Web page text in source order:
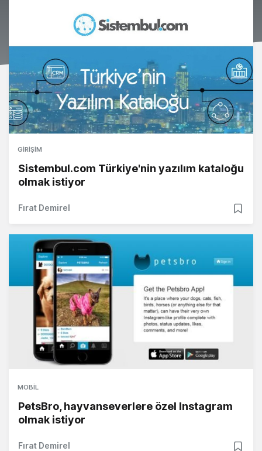
GIRIŞIM
Sistembul.com Türkiye'nin yazılım kataloğu
olmak istiyor
Fırat Demirel
MOBIL
PetsBro, hayvanseverlere özel Instagram
olmak istiyor
Fırat Demirel